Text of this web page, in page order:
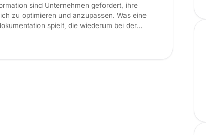
sind Unternehmen gefordert, ihre
zu optimieren und anzupassen. Was eine
spielt, die wiederum bei der
digitaler Systeme eine große Stütze ist.